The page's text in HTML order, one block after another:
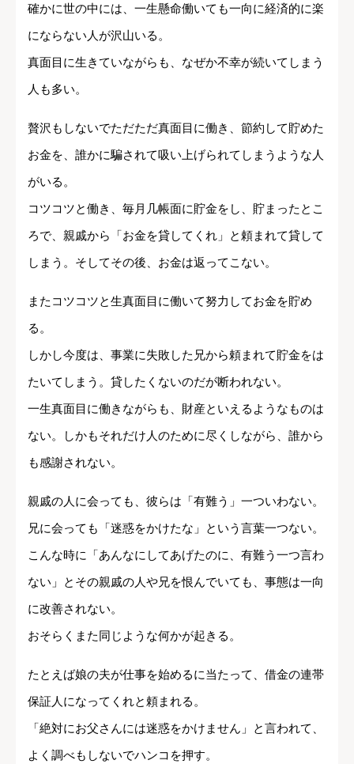
確かに世の中には、一生懸命働いても一向に経済的に楽
にならない人が沢山いる。
真面目に生きていながらも、なぜか不幸が続いてしまう
人も多い。
贅沢もしないでただただ真面目に働き、節約して貯めた
お金を、誰かに騙されて吸い上げられてしまうような人
がいる。
コツコツと働き、毎月几帳面に貯金をし、貯まったとこ
ろで、親戚から「お金を貸してくれ」と頼まれて貸して
しまう。そしてその後、お金は返ってこない。
またコツコツと生真面目に働いて努力してお金を貯め
る。
しかし今度は、事業に失敗した兄から頼まれて貯金をは
たいてしまう。貸したくないのだが断われない。
一生真面目に働きながらも、財産といえるようなものは
ない。しかもそれだけ人のために尽くしながら、誰から
も感謝されない。
親戚の人に会っても、彼らは「有難う」一ついわない。
兄に会っても「迷惑をかけたな」という言葉一つない。
こんな時に「あんなにしてあげたのに、有難う一つ言わ
ない」とその親戚の人や兄を恨んでいても、事態は一向
に改善されない。
おそらくまた同じような何かが起きる。
たとえば娘の夫が仕事を始めるに当たって、借金の連帯
保証人になってくれと頼まれる。
「絶対にお父さんには迷惑をかけません」と言われて、
よく調べもしないでハンコを押す。